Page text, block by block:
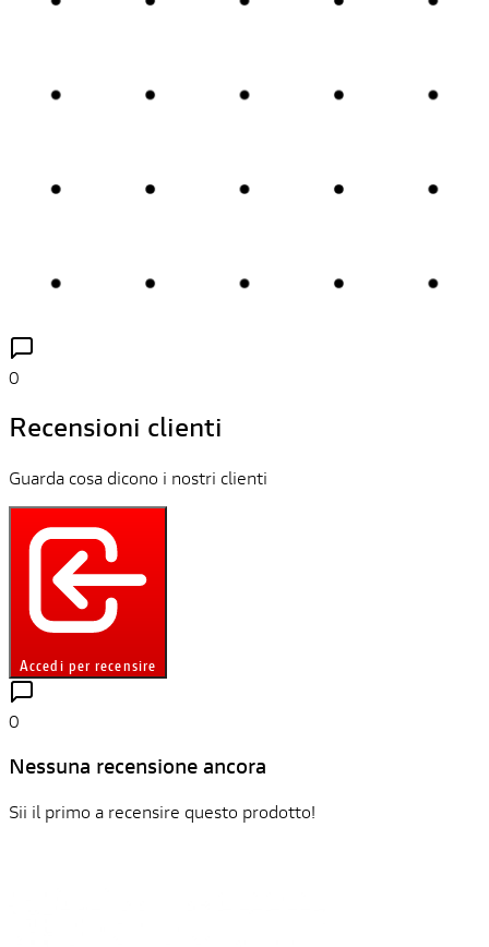
0
Recensioni clienti
Guarda cosa dicono i nostri clienti
Accedi per recensire
0
Nessuna recensione ancora
Sii il primo a recensire questo prodotto!